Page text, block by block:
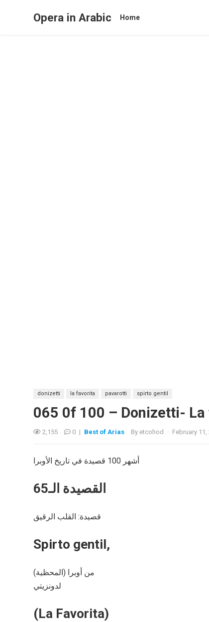
Opera in Arabic Home
donizetti la favorita pavarotti spirto gentil
065 0f 100 – Donizetti-
2,155 0 | Best of Arias By etcohod · February 11,
أشهر 100 قصيدة في تاريخ الأوبرا
القصيدة الـ65
قصيدة: القلب الرقيق
Spirto gentil,
من أوبرا (المحظية)
لدونزيتي
(La Favorita)